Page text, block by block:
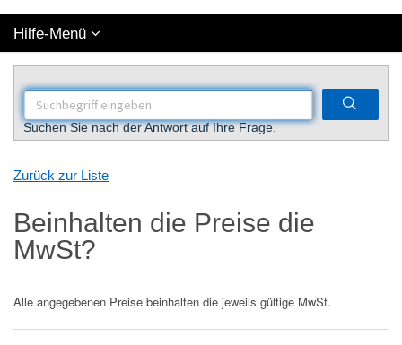
Hilfe-Menü
Suchen Sie nach der Antwort auf Ihre Frage.
Zurück zur Liste
Beinhalten die Preise die
MwSt?
Alle angegebenen Preise beinhalten die jeweils gültige MwSt.